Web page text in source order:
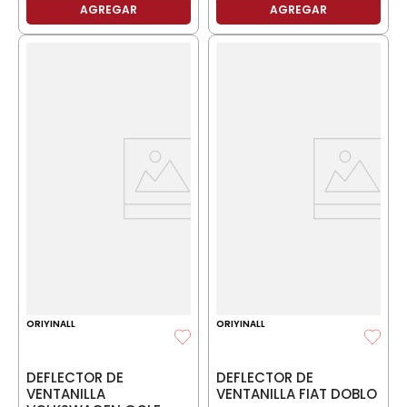
AGREGAR AGREGAR
ORIYINALL
DEFLECTOR DE
VENTANILLA
ORIYINALL
DEFLECTOR DE
VENTANILLA FIAT DOBLO